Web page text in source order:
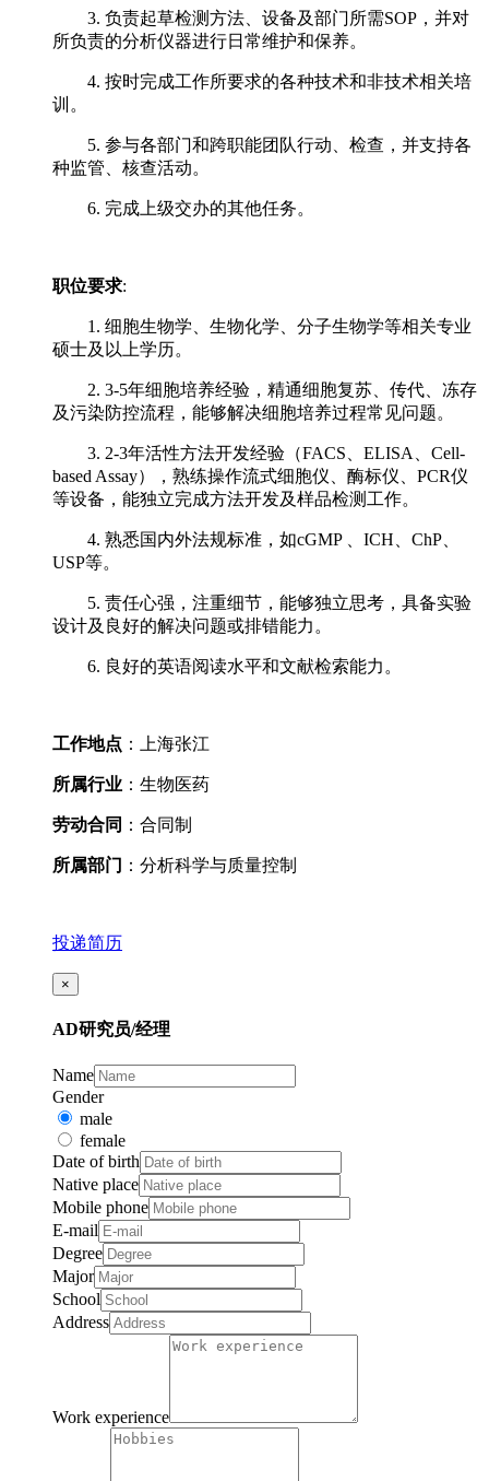
3. 负责起草检测方法、设备及部门所需SOP，并对
所负责的分析仪器进行日常维护和保养。
4. 按时完成工作所要求的各种技术和非技术相关培
训。
5. 参与各部门和跨职能团队行动、检查，并支持各
种监管、核查活动。
6. 完成上级交办的其他任务。
职位要求:
1. 细胞生物学、生物化学、分子生物学等相关专业
硕士及以上学历。
2. 3-5年细胞培养经验，精通细胞复苏、传代、冻存
及污染防控流程，能够解决细胞培养过程常见问题。
3. 2-3年活性方法开发经验（FACS、ELISA、Cell-
based Assay），熟练操作流式细胞仪、酶标仪、PCR仪
等设备，能独立完成方法开发及样品检测工作。
4. 熟悉国内外法规标准，如cGMP 、ICH、ChP、
USP等。
5. 责任心强，注重细节，能够独立思考，具备实验
设计及良好的解决问题或排错能力。
6. 良好的英语阅读水平和文献检索能力。
工作地点 ：上海张江
所属行业 ：生物医药
劳动合同 ：合同制
所属部门 ：分析科学与质量控制
投递简历
×
AD研究员/经理
Name
Gender
male
female
Date of birth
Native place
Mobile phone
E-mail
Degree
Major
School
Address
Work experience